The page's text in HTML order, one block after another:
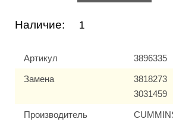
Наличие: 1
Артикул 3896335
Замена
3818273
3031459
Производитель